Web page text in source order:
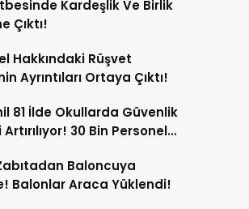
Kardeşlik Ve Birlik
Çıktı!
Hakkındaki Rüşvet
Ayrıntıları Ortaya Çıktı!
81 İlde Okullarda Güvenlik
30 Bin Personel
Baloncuya
Balonlar Araca Yüklendi!